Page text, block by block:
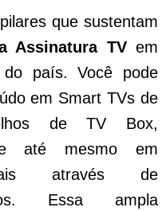
que sustentam
Assinatura TVem
país. Você pode
em Smart TVs de
de TV Box,
e até mesmo em
através de
Essa ampla